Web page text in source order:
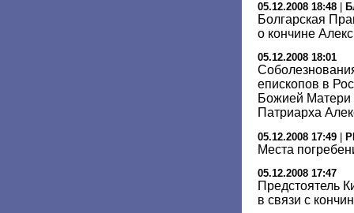
05.12.2008 18:48
Болгарская
о кончине
05.12.2008 18:01
епископов в
Божией Матери
Патриарха
05.12.2008 17:49
Места
05.12.2008 17:47
Предстоятель
в связи с